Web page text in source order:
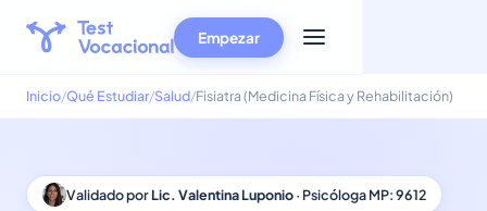
Empezar
Inicio Qué Estudiar Salud Fisiatra (Medicina Física y Rehabilitación)
Validado porLic. Valentina Luponio· Psicóloga MP: 9612